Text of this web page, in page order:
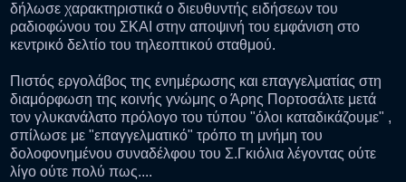
δήλωσε χαρακτηριστικά ο διευθυντής ειδήσεων του
ραδιοφώνου του ΣΚΑΙ στην αποψινή του εμφάνιση στο
κεντρικό δελτίο του τηλεοπτικού σταθμού.
Πιστός εργολάβος της ενημέρωσης και επαγγελματίας στη
διαμόρφωση της κοινής γνώμης ο Άρης Πορτοσάλτε μετά
τον γλυκανάλατο πρόλογο του τύπου "όλοι καταδικάζουμε" ,
σπίλωσε με "επαγγελματικό" τρόπο τη μνήμη του
δολοφονημένου συναδέλφου του Σ.Γκιόλια λέγοντας ούτε
λίγο ούτε πολύ πως....